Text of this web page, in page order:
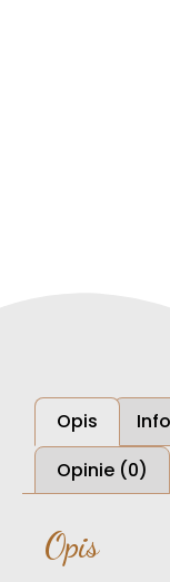
Opis
Opinie (0)
Opis